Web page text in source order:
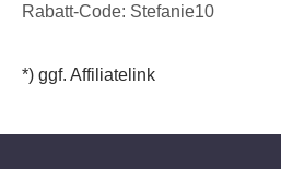
Rabatt-Code: Stefanie10
*) ggf. Affiliatelink